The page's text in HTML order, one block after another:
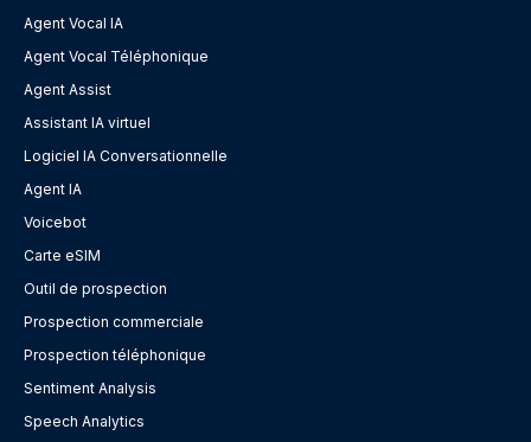
Agent Vocal IA
Agent Vocal Téléphonique
Agent Assist
Assistant IA virtuel
Logiciel IA Conversationnelle
Agent IA
Voicebot
Carte eSIM
Outil de prospection
Prospection commerciale
Prospection téléphonique
Sentiment Analysis
Speech Analytics